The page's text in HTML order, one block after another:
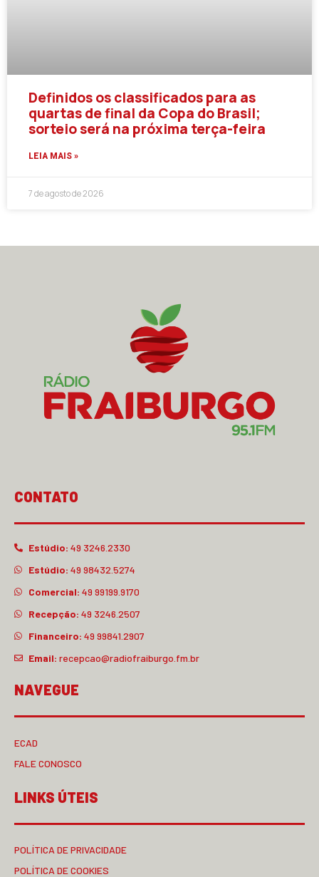
Definidos os classificados para as
quartas de final da Copa do Brasil;
sorteio será na próxima terça-feira
LEIA MAIS »
7 de agosto de 2026
CONTATO
Estúdio: 49 3246.2330
Estúdio: 49 98432.5274
Comercial: 49 99199.9170
Recepção: 49 3246.2507
Financeiro: 49 99841.2907
Email: recepcao@radiofraiburgo.fm.br
NAVEGUE
ECAD
FALE CONOSCO
LINKS ÚTEIS
POLÍTICA DE PRIVACIDADE
POLÍTICA DE COOKIES